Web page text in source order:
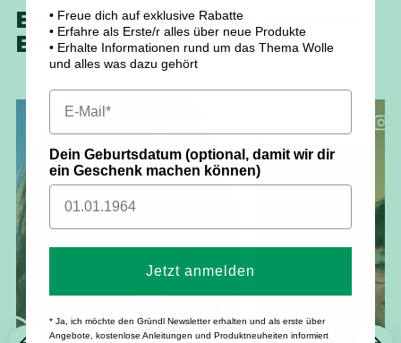
Echte Kreative. Echte Projekte.
Echte Begeisterung.
• Freue dich auf exklusive Rabatte
• Erfahre als Erste/r alles über neue Produkte
• Erhalte Informationen rund um das Thema Wolle
und alles was dazu gehört
Dein Geburtsdatum (optional, damit wir dir
ein Geschenk machen können)
Jetzt anmelden
* Ja, ich möchte den Gründl Newsletter erhalten und als erste über
Angebote, kostenlose Anleitungen und Produktneuheiten informiert